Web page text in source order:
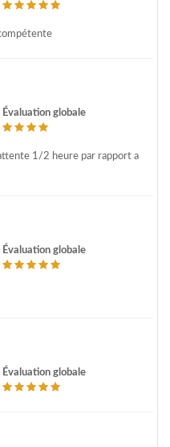
Évaluation globale
1/2 heure par rapport a
Évaluation globale
Évaluation globale